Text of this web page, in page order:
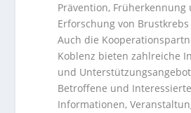
Prävention, Früherkennung
Erforschung von
Auch die
Koblenz bieten zahlreiche
und
Betroffene und
Informationen,